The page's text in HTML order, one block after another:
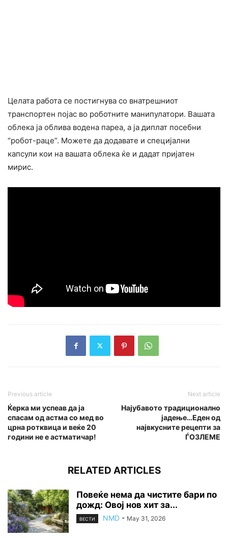
Целата работа се постигнува со внатрешниот
транспортен појас во роботните манипулатори. Вашата
облека ја облива водена пареа, а ја диплат посебни
“робот-раце”. Можете да додавате и специјални
капсули кои на вашата облека ќе и дадат пријатен
мирис.
Previous article
Ќерка ми успеав да ја
спасам од астма со мед во
црна ротквица и веќе 20
години не е астматичар!
Next article
Најубавото традиционално
јадење…Еден од
највкусните рецепти за
ЃОЗЛЕМЕ
RELATED ARTICLES
Повеќе нема да чистите бари по
дожд: Овој нов хит за...
ВЕСТИ NMD - May 31, 2026